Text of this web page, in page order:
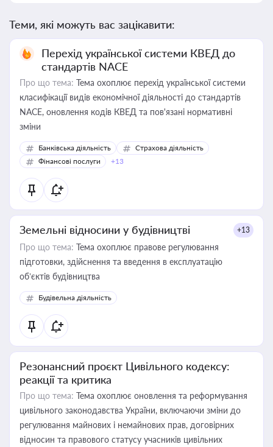
Теми, які можуть вас зацікавити:
Перехід української системи КВЕД до
стандартів NACE
Про що тема: Тема охоплює перехід української системи
класифікації видів економічної діяльності до стандартів
NACE, оновлення кодів КВЕД та пов'язані нормативні
зміни
Банківська діяльність
Страхова діяльність
Фінансові послуги
+13
Земельні відносини у будівництві +13
Про що тема: Тема охоплює правове регулювання
підготовки, здійснення та введення в експлуатацію
об’єктів будівництва
Будівельна діяльність
Резонансний проєкт Цивільного кодексу:
реакції та критика
Про що тема: Тема охоплює оновлення та реформування
цивільного законодавства України, включаючи зміни до
регулювання майнових і немайнових прав, договірних
відносин та правового статусу учасників цивільних